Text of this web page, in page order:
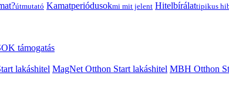
útmutató Kamatperiódusokmi mit jelent Hitelbírálattipikus
támogatás
lakáshitel MagNet Otthon Start lakáshitel MBH Otthon